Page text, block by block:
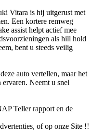
Vitara is hij uitgerust met
Een kortere remweg
assist helpt actief mee
als hill hold
bent u steeds veilig
auto vertellen, maar het
Neemt u snel
Teller rapport en de
of op onze Site !!